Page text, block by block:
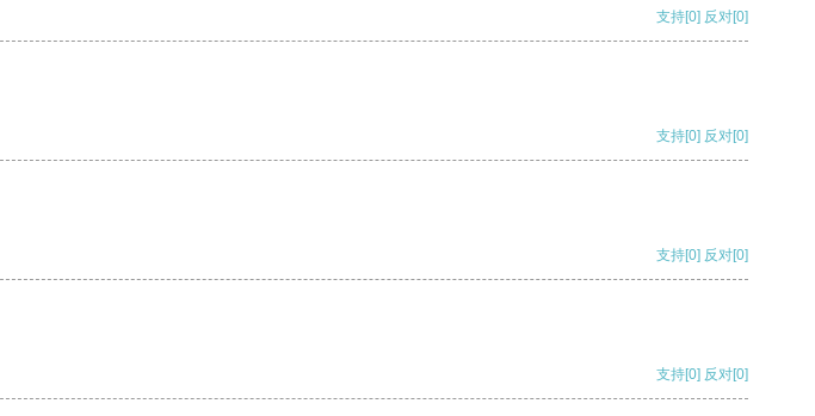
支持[0] 反对[0]
支持[0] 反对[0]
支持[0] 反对[0]
支持[0] 反对[0]